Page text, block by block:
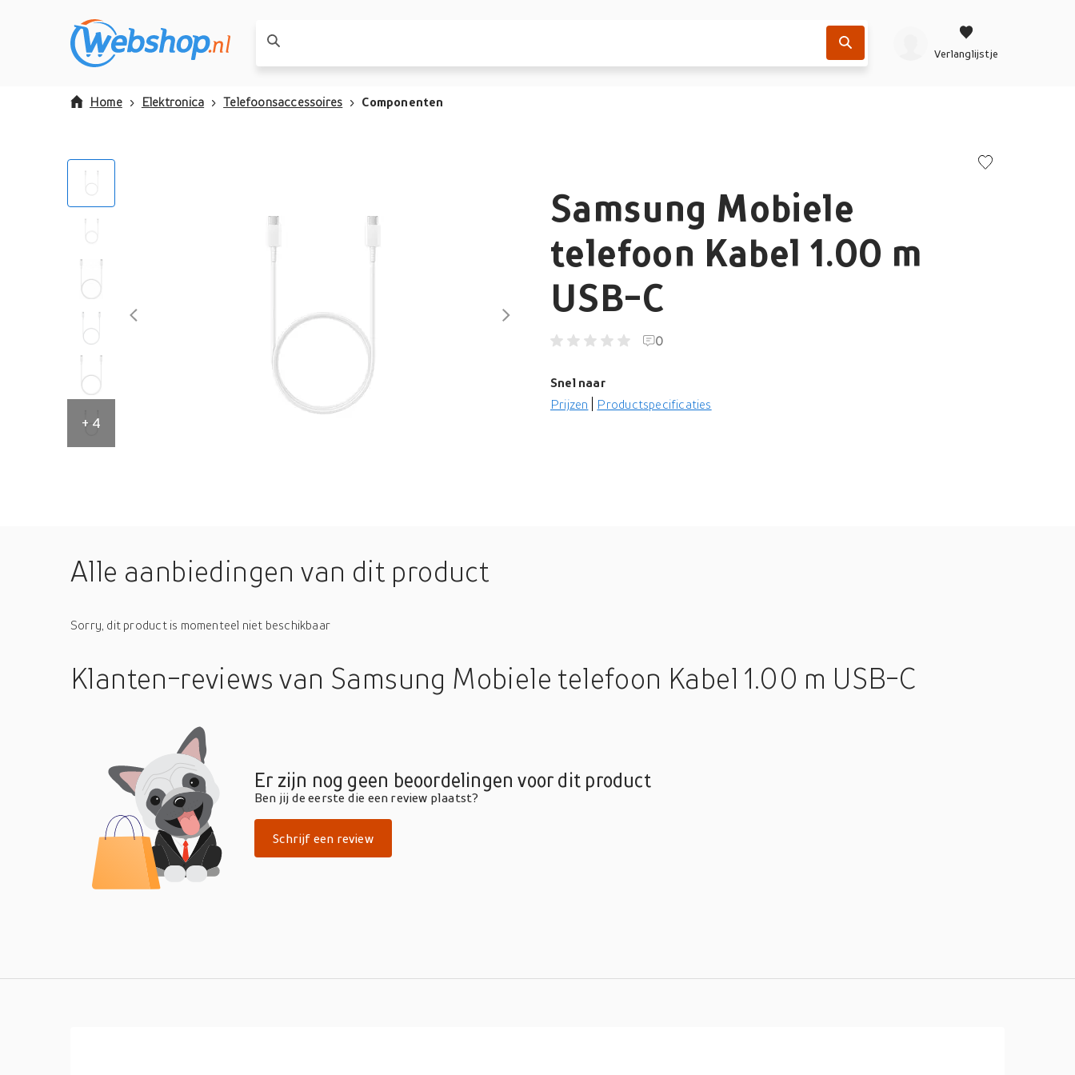
Verlanglijstje
Home Elektronica Telefoonsaccessoires Componenten
+ 4
Samsung Mobiele
telefoon Kabel 1.00 m
USB-C
0
Snel naar
Prijzen
Productspecificaties
Alle aanbiedingen van dit product
Sorry, dit product is momenteel niet beschikbaar
Klanten-reviewsvan Samsung Mobiele telefoon Kabel 1.00 m USB-C
Er zijn nog geen beoordelingen voor dit product
Ben jij de eerste die een review plaatst?
Schrijf een review